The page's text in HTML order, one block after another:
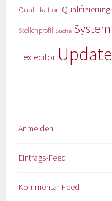
Qualifikation Qualifizierung
Stellenprofil Suche System
Texteditor Update
Anmelden
Eintrags-Feed
Kommentar-Feed